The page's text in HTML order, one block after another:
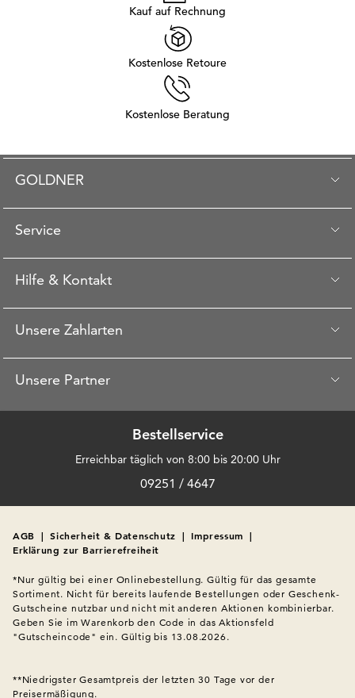
Kauf auf Rechnung
Kostenlose Retoure
Kostenlose Beratung
GOLDNER
Service
Hilfe & Kontakt
Unsere Zahlarten
Unsere Partner
Bestellservice
Erreichbar täglich von 8:00 bis 20:00 Uhr
09251 / 4647
AGB | Sicherheit & Datenschutz | Impressum |
Erklärung zur Barrierefreiheit
*Nur gültig bei einer Onlinebestellung. Gültig für das gesamte
Sortiment. Nicht für bereits laufende Bestellungen oder Geschenk-
Gutscheine nutzbar und nicht mit anderen Aktionen kombinierbar.
Geben Sie im Warenkorb den Code in das Aktionsfeld
"Gutscheincode" ein. Gültig bis 13.08.2026.
**Niedrigster Gesamtpreis der letzten 30 Tage vor der
Preisermäßigung.